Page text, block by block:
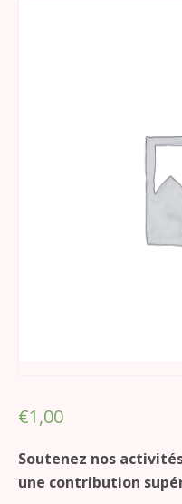
€1,00
Soutenez nos
une contribution